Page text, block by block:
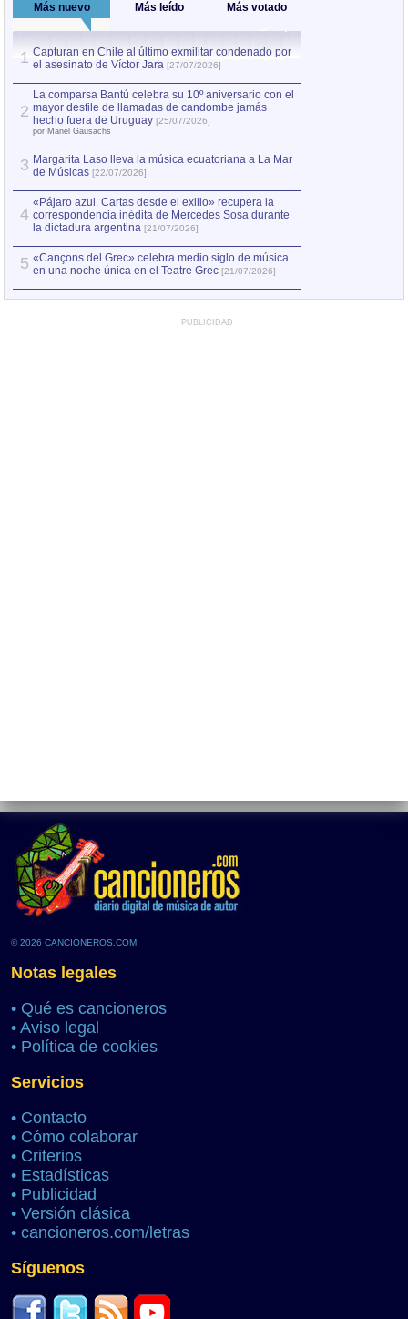
Más nuevo Más leído Más votado
1 Capturan en Chile al último exmilitar condenado por
el asesinato de Víctor Jara [27/07/2026]
2
La comparsa Bantú celebra su 10º aniversario con el
mayor desfile de llamadas de candombe jamás
hecho fuera de Uruguay [25/07/2026]
por Manel Gausachs
3 Margarita Laso lleva la música ecuatoriana a La Mar
de Músicas [22/07/2026]
4
«Pájaro azul. Cartas desde el exilio» recupera la
correspondencia inédita de Mercedes Sosa durante
la dictadura argentina [21/07/2026]
5 «Cançons del Grec» celebra medio siglo de música
en una noche única en el Teatre Grec [21/07/2026]
PUBLICIDAD
© 2026 CANCIONEROS.COM
Notas legales
• Qué es cancioneros
• Aviso legal
• Política de cookies
Servicios
• Contacto
• Cómo colaborar
• Criterios
• Estadísticas
• Publicidad
• Versión clásica
• cancioneros.com/letras
Síguenos